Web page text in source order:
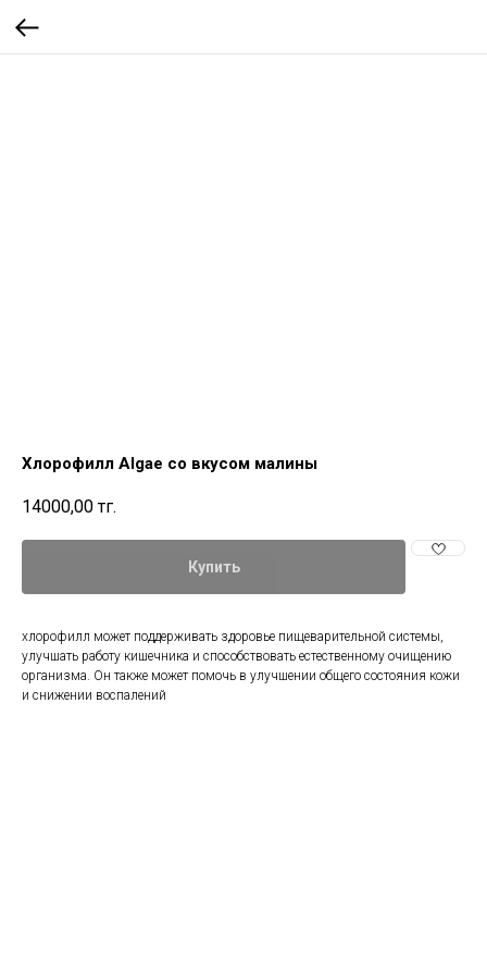
Хлорофилл Algae со вкусом малины
14000,00 тг.
Купить
хлорофилл может поддерживать здоровье пищеварительной системы,
улучшать работу кишечника и способствовать естественному очищению
организма. Он также может помочь в улучшении общего состояния кожи
и снижении воспалений